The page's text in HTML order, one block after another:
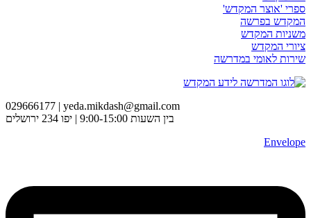
ספרי 'אוצר המקדש'
המקדש בפרשה
משניות המקדש
ציורי המקדש
שירות לאומי במדרשה
029666177 | yeda.mikdash@gmail.com
בין השעות 9:00-15:00 | יפו 234 ירושלים
Envelope